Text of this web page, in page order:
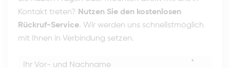
Kontakt treten? Nutzen Sie den kostenlosen
Rückruf-Service. Wir werden uns schnellstmöglich
mit Ihnen in Verbindung setzen.
*